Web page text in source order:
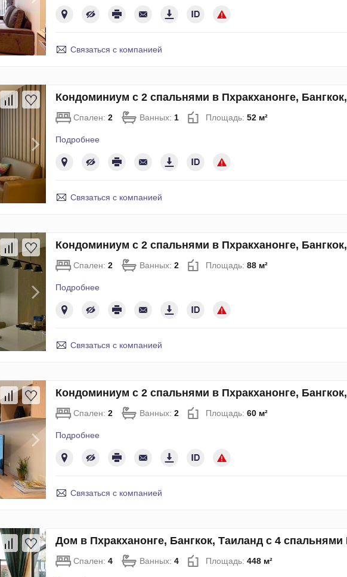
Связаться с компанией
Кондоминиум с 2 спальнями в Пхракханонге,
Спален: 2 Ванных: 1 Площадь: 52 м²
Подробнее
Связаться с компанией
Кондоминиум с 2 спальнями в Пхракханонге,
Спален: 2 Ванных: 2 Площадь: 88 м²
Подробнее
Связаться с компанией
Кондоминиум с 2 спальнями в Пхракханонге,
Спален: 2 Ванных: 2 Площадь: 60 м²
Подробнее
Связаться с компанией
Дом в Пхракханонге, Бангкок, Таиланд с 4
Спален: 4 Ванных: 4 Площадь: 448 м²